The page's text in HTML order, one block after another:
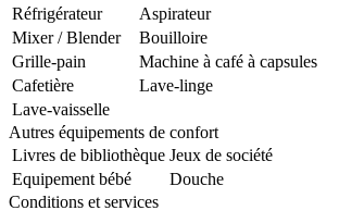
Réfrigérateur
Aspirateur
Mixer / Blender
Bouilloire
Grille-pain
Machine à café à capsules
Cafetière
Lave-linge
Lave-vaisselle
Autres équipements de confort
Livres de bibliothèque Jeux de société
Equipement bébé
Douche
Conditions et services